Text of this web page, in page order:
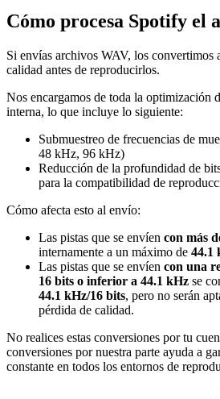
Cómo procesa Spotify el
Si envías archivos WAV, los
calidad antes de reproducirlos.
Nos encargamos de toda la optimización
interna, lo que incluye lo siguiente:
Submuestreo de frecuencias de
48 kHz, 96 kHz)
Reducción de la profundidad de
para la compatibilidad de
Cómo afecta esto al envío:
Las pistas que se envíen con más
internamente a un máximo de 44.1
Las pistas que se envíen con una
16 bits o inferior a 44.1 kHz se
44.1 kHz/16 bits, pero no serán
pérdida de calidad.
No realices estas conversiones por tu
conversiones por nuestra parte ayuda a
constante en todos los entornos de